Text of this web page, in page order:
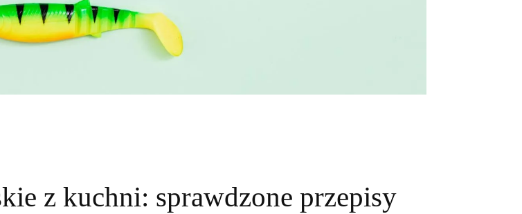
z kuchni: sprawdzone przepisy